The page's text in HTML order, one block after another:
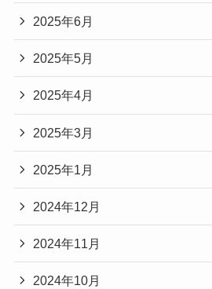
2025年6月
2025年5月
2025年4月
2025年3月
2025年1月
2024年12月
2024年11月
2024年10月